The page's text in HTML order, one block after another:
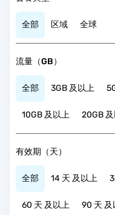
全部 区域 全球
流量（GB）
全部 3GB 及以上
10GB 及以上 20GB
有效期（天）
全部 14 天 及以上
60 天 及以上 90 天 及